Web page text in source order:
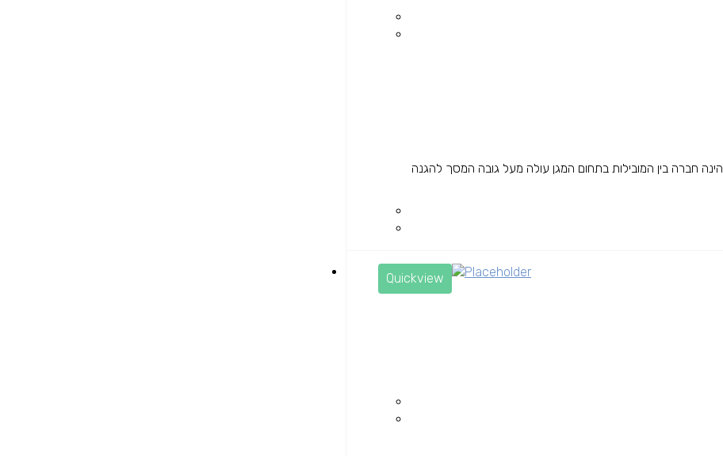
מסוגנן ודק לכיס הגנה חזקה מפני נפילות OtterBox הינה חברה בין המובילות בתחום המגן עולה מעל גובה המסך להגנה
Quickview